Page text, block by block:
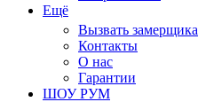
Ещё
Вызвать замерщика
Контакты
О нас
Гарантии
ШОУ РУМ